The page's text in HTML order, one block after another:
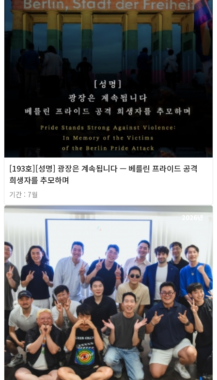
[193호][성명] 광장은 계속됩니다 — 베를린 프라이드 공격
희생자를 추모하며
기간 : 7월
2026년